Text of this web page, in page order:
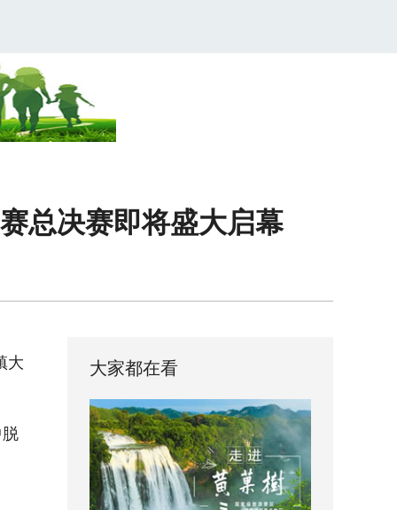
总决赛即将盛大启幕
大 大家都在看